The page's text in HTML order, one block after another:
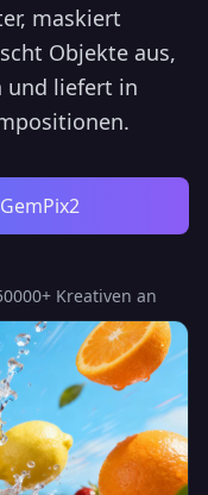
maskiert
Objekte aus,
und liefert in
Kreativen an